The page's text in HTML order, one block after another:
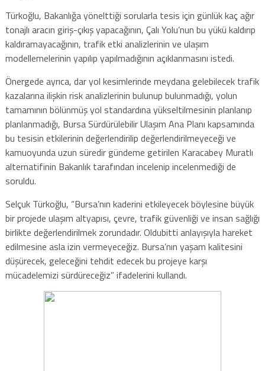
Türkoğlu, Bakanlığa yönelttiği sorularla tesis için günlük kaç ağır
tonajlı aracın giriş-çıkış yapacağının, Çalı Yolu’nun bu yükü kaldırıp
kaldıramayacağının, trafik etki analizlerinin ve ulaşım
modellemelerinin yapılıp yapılmadığının açıklanmasını istedi.
Önergede ayrıca, dar yol kesimlerinde meydana gelebilecek trafik
kazalarına ilişkin risk analizlerinin bulunup bulunmadığı, yolun
tamamının bölünmüş yol standardına yükseltilmesinin planlanıp
planlanmadığı, Bursa Sürdürülebilir Ulaşım Ana Planı kapsamında
bu tesisin etkilerinin değerlendirilip değerlendirilmeyeceği ve
kamuoyunda uzun süredir gündeme getirilen Karacabey Muratlı
alternatifinin Bakanlık tarafından incelenip incelenmediği de
soruldu.
Selçuk Türkoğlu, “Bursa’nın kaderini etkileyecek böylesine büyük
bir projede ulaşım altyapısı, çevre, trafik güvenliği ve insan sağlığı
birlikte değerlendirilmek zorundadır. Oldubitti anlayışıyla hareket
edilmesine asla izin vermeyeceğiz. Bursa’nın yaşam kalitesini
düşürecek, geleceğini tehdit edecek bu projeye karşı
mücadelemizi sürdüreceğiz” ifadelerini kullandı.